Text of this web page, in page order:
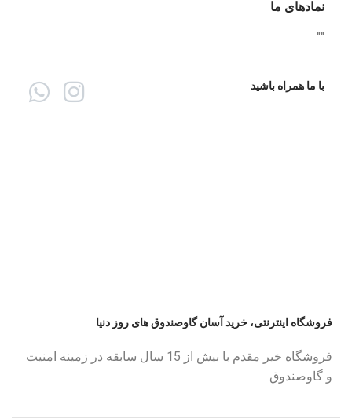
نمادهای ما
"
"
با ما همراه باشید
فروشگاه اینترنتی، خرید آسان گاوصندوق های روز دنیا
فروشگاه خیر مقدم با بیش از 15 سال سابقه در زمینه امنیت
و گاوصندوق